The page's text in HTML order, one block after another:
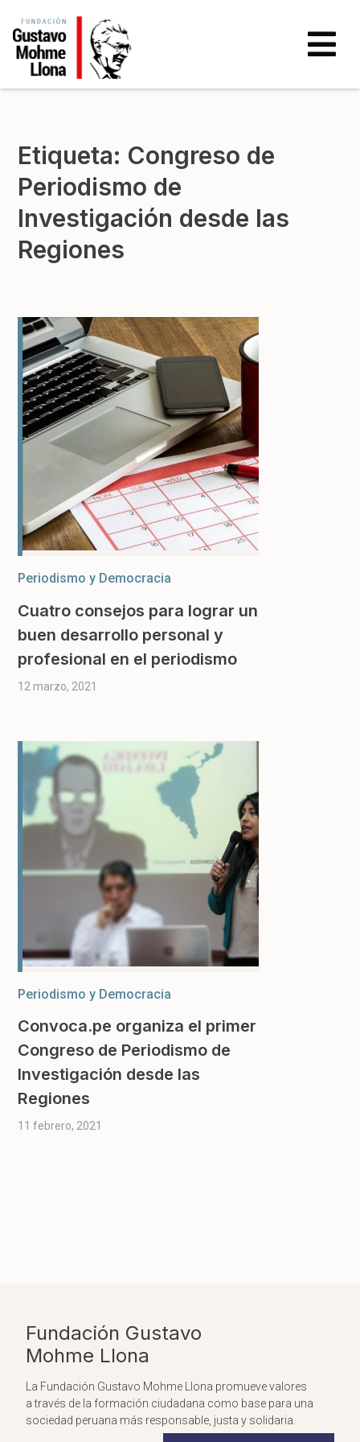
Etiqueta: Congreso de
Periodismo de
Investigación desde las
Regiones
Periodismo y Democracia
Cuatro consejos para lograr un
buen desarrollo personal y
profesional en el periodismo
12 marzo, 2021
Periodismo y Democracia
Convoca.pe organiza el primer
Congreso de Periodismo de
Investigación desde las
Regiones
11 febrero, 2021
Fundación Gustavo
Mohme Llona
La Fundación Gustavo Mohme Llona promueve valores
a través de la formación ciudadana como base para una
sociedad peruana más responsable, justa y solidaria.